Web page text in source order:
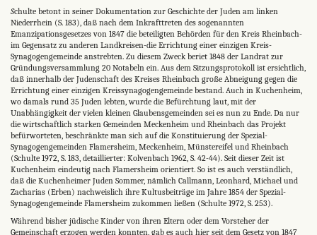
Schulte betont in seiner Dokumentation zur Geschichte der Juden am linken
Niederrhein (S. 183), daß nach dem Inkrafttreten des sogenannten
Emanzipationsgesetzes von 1847 die beteiligten Behörden für den Kreis Rheinbach-
im Gegensatz zu anderen Landkreisen-die Errichtung einer einzigen Kreis-
Synagogengemeinde anstrebten. Zu diesem Zweck beriet 1848 der Landrat zur
Gründungsversammlung 20 Notabeln ein. Aus dem Sitzungsprotokoll ist ersichtlich,
daß innerhalb der Judenschaft des Kreises Rheinbach große Abneigung gegen die
Errichtung einer einzigen Kreissynagogengemeinde bestand. Auch in Kuchenheim,
wo damals rund 35 Juden lebten, wurde die Befürchtung laut, mit der
Unabhängigkeit der vielen kleinen Glaubensgemeinden sei es nun zu Ende. Da nur
die wirtschaftlich starken Gemeinden Meckenheim und Rheinbach das Projekt
befürworteten, beschränkte man sich auf die Konstituierung der Spezial-
Synagogengemeinden Flamersheim, Meckenheim, Münstereifel und Rheinbach
(Schulte 1972, S. 183, detaillierter: Kolvenbach 1962, S. 42-44). Seit dieser Zeit ist
Kuchenheim eindeutig nach Flamersheim orientiert. So ist es auch verständlich,
daß die Kuchenheimer Juden Sommer, nämlich Callmann, Leonhard, Michael und
Zacharias (Erben) nachweislich ihre Kultusbeiträge im Jahre 1854 der Spezial-
Synagogengemeinde Flamersheim zukommen ließen (Schulte 1972, S. 253).
Während bisher jüdische Kinder von ihren Eltern oder dem Vorsteher der
Gemeinschaft erzogen werden konnten, gab es auch hier seit dem Gesetz von 1847